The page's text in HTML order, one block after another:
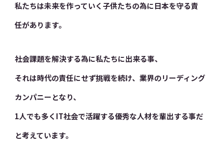
私たちは未来を作っていく子供たちの為に日本を守る責
任があります。
社会課題を解決する為に私たちに出来る事、
それは時代の責任にせず挑戦を続け、業界のリーディング
カンパニーとなり、
1人でも多くIT社会で活躍する優秀な人材を輩出する事だ
と考えています。